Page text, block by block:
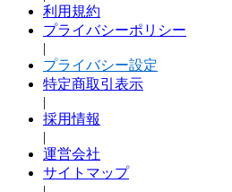
利用規約
プライバシーポリシー
|
プライバシー設定
特定商取引表示
|
採用情報
|
運営会社
サイトマップ